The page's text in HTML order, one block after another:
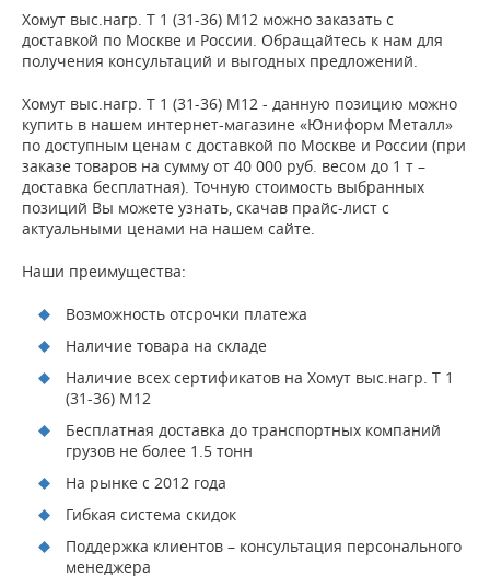
Хомут выс.нагр. Т 1 (31-36) М12 можно заказать с
доставкой по Москве и России. Обращайтесь к нам для
получения консультаций и выгодных предложений.
Хомут выс.нагр. Т 1 (31-36) М12 - данную позицию можно
купить в нашем интернет-магазине «Юниформ Металл»
по доступным ценам с доставкой по Москве и России (при
заказе товаров на сумму от 40 000 руб. весом до 1 т –
доставка бесплатная). Точную стоимость выбранных
позиций Вы можете узнать, скачав прайс-лист с
актуальными ценами на нашем сайте.
Наши преимущества:
Возможность отсрочки платежа
Наличие товара на складе
Наличие всех сертификатов на Хомут выс.нагр. Т 1
(31-36) М12
Бесплатная доставка до транспортных компаний
грузов не более 1.5 тонн
На рынке с 2012 года
Гибкая система скидок
Поддержка клиентов – консультация персонального
менеджера